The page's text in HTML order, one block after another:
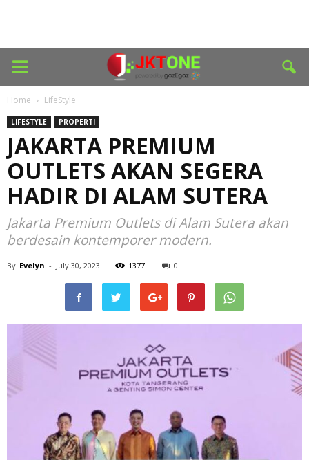
Home LifeStyle
LIFESTYLE PROPERTI
JAKARTA PREMIUM
OUTLETS AKAN SEGERA
HADIR DI ALAM SUTERA
Jakarta Premium Outlets di Alam Sutera akan
berdesain kontemporer modern.
By Evelyn - July 30, 2023 1377 0